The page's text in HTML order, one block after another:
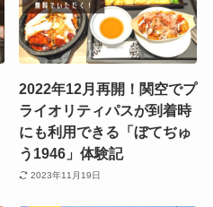
2022年12月再開！関空でプ
ライオリティパスが到着時
にも利用できる「ぼてぢゅ
う1946」体験記
2023年11月19日